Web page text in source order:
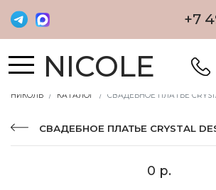
+7
NICOLE
НИКОЛЬ КАТАЛОГ СВАДЕБНОЕ ПЛАТЬЕ
СВАДЕБНОЕ ПЛАТЬЕ CRYSTAL
0 р.